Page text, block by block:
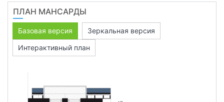
ПЛАН МАНСАРДЫ
Базовая версия
Зеркальная версия
Интерактивный план